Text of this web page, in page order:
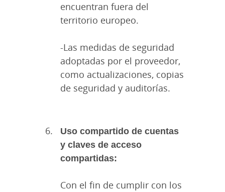
encuentran fuera del
territorio europeo.
-Las medidas de seguridad
adoptadas por el proveedor,
como actualizaciones, copias
de seguridad y auditorías.
Uso compartido de cuentas
y claves de acceso
compartidas:
Con el fin de cumplir con los